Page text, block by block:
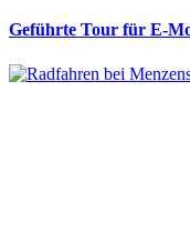
Geführte Tour für E-